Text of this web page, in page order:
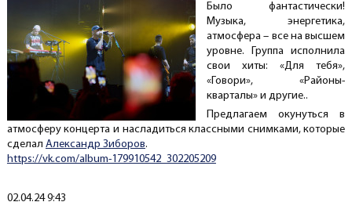
Было фантастически!
Музыка, энергетика,
атмосфера – все на высшем
уровне. Группа исполнила
свои хиты: «Для тебя»,
«Говори», «Районы-
кварталы» и другие..
Предлагаем окунуться в
атмосферу концерта и насладиться классными снимками, которые
сделал Александр Зиборов.
https://vk.com/album-179910542_302205209
Создано
02.04.24 9:43